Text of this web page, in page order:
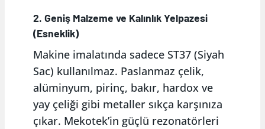
2. Geniş Malzeme ve Kalınlık Yelpazesi
(Esneklik)
Makine imalatında sadece ST37 (Siyah
Sac) kullanılmaz. Paslanmaz çelik,
alüminyum, pirinç, bakır, hardox ve
yay çeliği gibi metaller sıkça karşınıza
çıkar. Mekotek’in güçlü rezonatörleri